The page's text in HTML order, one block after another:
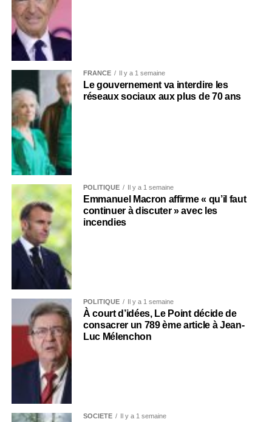
FRANCE Il y a 1 semaine
Le gouvernement va interdire les
réseaux sociaux aux plus de 70 ans
POLITIQUE Il y a 1 semaine
Emmanuel Macron affirme « qu’il faut
continuer à discuter » avec les
incendies
POLITIQUE Il y a 1 semaine
À court d’idées, Le Point décide de
consacrer un 789 ème article à Jean-
Luc Mélenchon
SOCIÉTÉ Il y a 1 semaine